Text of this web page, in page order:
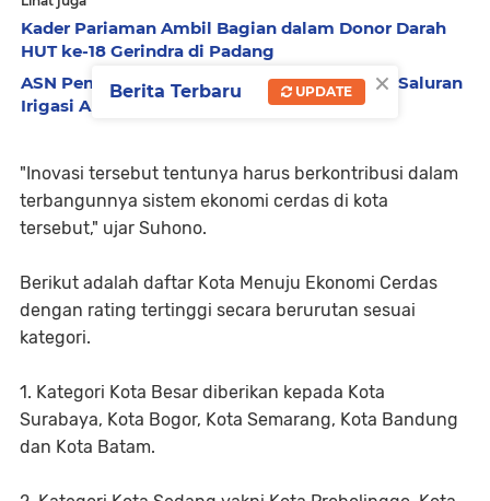
Kader Pariaman Ambil Bagian dalam Donor Darah
HUT ke-18 Gerindra di Padang
ASN Pemko Pariaman Gelar Goro Bersihkan Saluran
Irigasi Anai II
"Inovasi tersebut tentunya harus berkontribusi dalam
terbangunnya sistem ekonomi cerdas di kota
tersebut," ujar Suhono.
Berikut adalah daftar Kota Menuju Ekonomi Cerdas
dengan rating tertinggi secara berurutan sesuai
kategori.
1. Kategori Kota Besar diberikan kepada Kota
Surabaya, Kota Bogor, Kota Semarang, Kota Bandung
dan Kota Batam.
×
Berita Terbaru UPDATE